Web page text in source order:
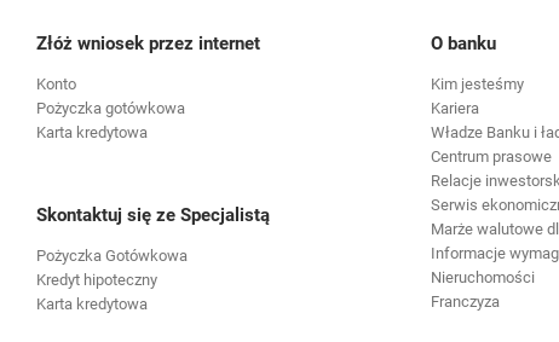
Złóż wniosek przez internet
Konto
Pożyczka gotówkowa
Karta kredytowa
Skontaktuj się ze Specjalistą
Pożyczka Gotówkowa
Kredyt hipoteczny
Karta kredytowa
O banku
Kim jesteśmy
Kariera
Władze Banku i
Centrum prasowe
Relacje
Serwis
Marże walutowe
Informacje
Nieruchomości
Franczyza